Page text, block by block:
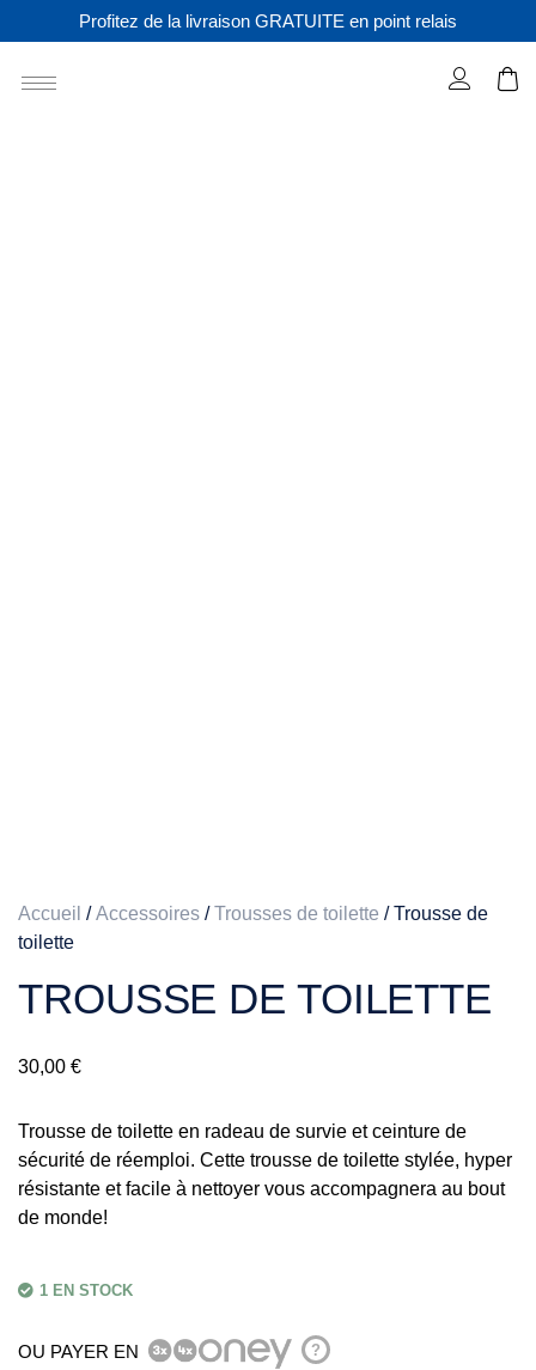
Profitez de la livraison GRATUITE en point relais
Accueil /Accessoires /Trousses de toilette / Trousse de
toilette
TROUSSE DE TOILETTE
30,00 €
Trousse de toilette en radeau de survie et ceinture de
sécurité de réemploi. Cette trousse de toilette stylée, hyper
résistante et facile à nettoyer vous accompagnera au bout
de monde!
1 EN STOCK
OU PAYER EN ?